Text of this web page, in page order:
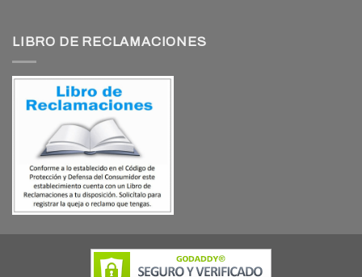
LIBRO DE RECLAMACIONES